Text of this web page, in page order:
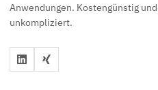
Anwendungen. Kostengünstig und
unkompliziert.